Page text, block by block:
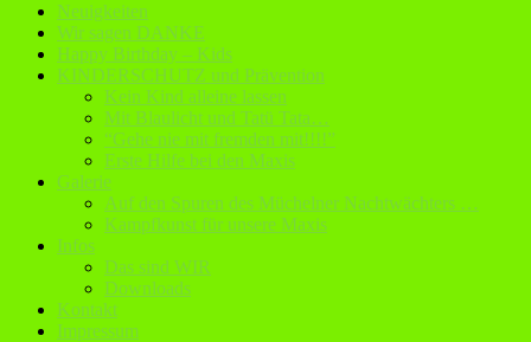
Neuigkeiten
Wir sagen DANKE
Happy Birthday – Kids
KINDERSCHUTZ und Prävention
Kein Kind alleine lassen
Mit Blaulicht und Tatü Tata…
“Gehe nie mit fremden mit!!!!”
Erste Hilfe bei den Maxis
Galerie
Auf den Spuren des Müchelner Nachtwächters …
Kampfkunst für unsere Maxis
Infos
Das sind WIR
Downloads
Kontakt
Impressum